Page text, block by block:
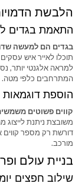
הלבשת
התאמת בגדים
בגדים הם למעשה
תוכלו לאייר איש
למראה אלגנטי יותר,
המתרחבים כלפי מטה.
הוספת
קווים פשוטים
משובצת ניתנת לייצוג
דורשת רק מספר קווים
מורכב.
בניית עולם
שילוב חפצים